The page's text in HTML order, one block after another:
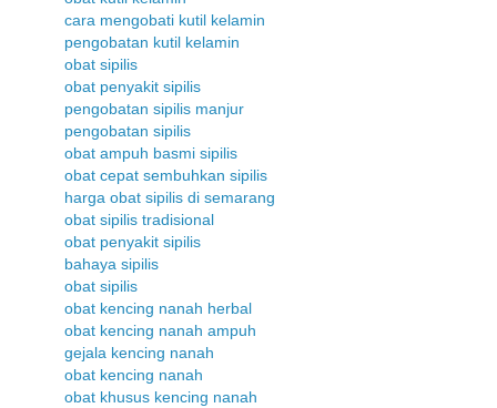
cara mengobati kutil kelamin
pengobatan kutil kelamin
obat sipilis
obat penyakit sipilis
pengobatan sipilis manjur
pengobatan sipilis
obat ampuh basmi sipilis
obat cepat sembuhkan sipilis
harga obat sipilis di semarang
obat sipilis tradisional
obat penyakit sipilis
bahaya sipilis
obat sipilis
obat kencing nanah herbal
obat kencing nanah ampuh
gejala kencing nanah
obat kencing nanah
obat khusus kencing nanah